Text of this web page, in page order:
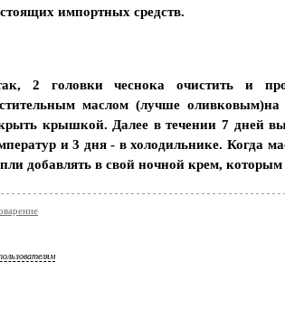
импортных средств.
2 головки чеснока очистить и
маслом (лучше
крышкой. Далее в течении 7 дней
и 3 дня - в холодильнике. Когда
добавлять в свой ночной крем,